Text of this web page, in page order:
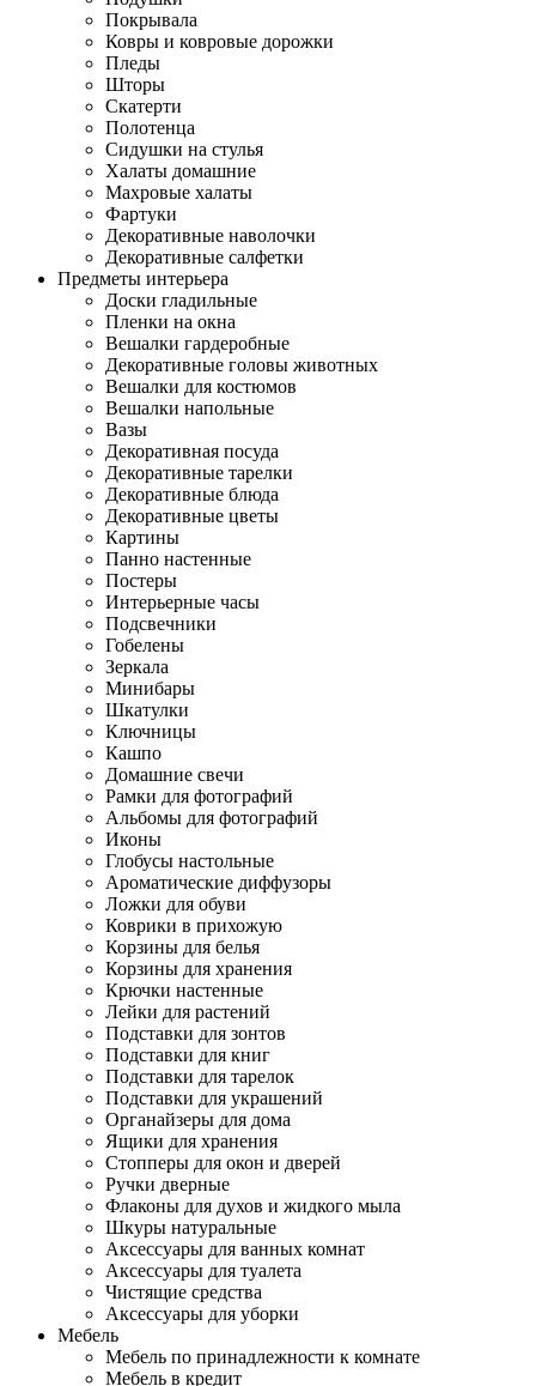
Покрывала
Ковры и ковровые дорожки
Пледы
Шторы
Скатерти
Полотенца
Сидушки на стулья
Халаты домашние
Махровые халаты
Фартуки
Декоративные наволочки
Декоративные салфетки
Предметы интерьера
Доски гладильные
Пленки на окна
Вешалки гардеробные
Декоративные головы животных
Вешалки для костюмов
Вешалки напольные
Вазы
Декоративная посуда
Декоративные тарелки
Декоративные блюда
Декоративные цветы
Картины
Панно настенные
Постеры
Интерьерные часы
Подсвечники
Гобелены
Зеркала
Минибары
Шкатулки
Ключницы
Кашпо
Домашние свечи
Рамки для фотографий
Альбомы для фотографий
Иконы
Глобусы настольные
Ароматические диффузоры
Ложки для обуви
Коврики в прихожую
Корзины для белья
Корзины для хранения
Крючки настенные
Лейки для растений
Подставки для зонтов
Подставки для книг
Подставки для тарелок
Подставки для украшений
Органайзеры для дома
Ящики для хранения
Стопперы для окон и дверей
Ручки дверные
Флаконы для духов и жидкого мыла
Шкуры натуральные
Аксессуары для ванных комнат
Аксессуары для туалета
Чистящие средства
Аксессуары для уборки
Мебель
Мебель по принадлежности к комнате
Мебель в кредит